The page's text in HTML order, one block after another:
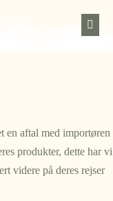
en aftal med importøren
produkter, dette har vi
videre på deres rejser